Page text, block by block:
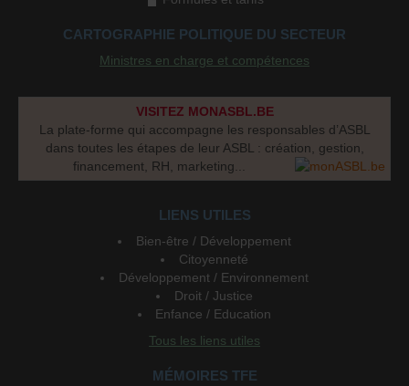
CARTOGRAPHIE POLITIQUE DU SECTEUR
Ministres en charge et compétences
VISITEZ MONASBL.BE
La plate-forme qui accompagne les responsables d’ASBL
dans toutes les étapes de leur ASBL : création, gestion,
financement, RH, marketing...
LIENS UTILES
Bien-être / Développement
Citoyenneté
Développement / Environnement
Droit / Justice
Enfance / Education
Tous les liens utiles
MÉMOIRES TFE